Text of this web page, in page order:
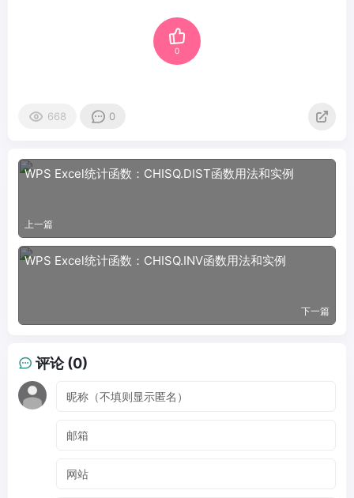
0
668 0
WPS Excel统计函数：CHISQ.DIST函数用法和实例
上一篇
WPS Excel统计函数：CHISQ.INV函数用法和实例
下一篇
评论 (0)